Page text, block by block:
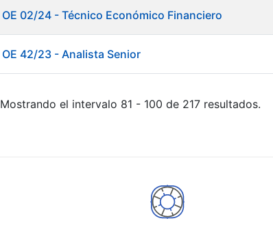
OE 02/24 - Técnico Económico Financiero
OE 42/23 - Analista Senior
Mostrando el intervalo 81 - 100 de 217 resultados.